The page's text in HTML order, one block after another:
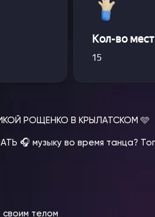
Кол-во мест
15
РОЩЕНКО В КРЫЛАТСКОМ 🩵
🎧 музыку во время танца?
своим телом